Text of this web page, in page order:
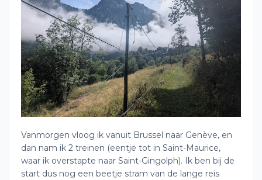
Vanmorgen vloog ik vanuit Brussel naar Genève, en
dan nam ik 2 treinen (eentje tot in Saint-Maurice,
waar ik overstapte naar Saint-Gingolph). Ik ben bij de
start dus nog een beetje stram van de lange reis